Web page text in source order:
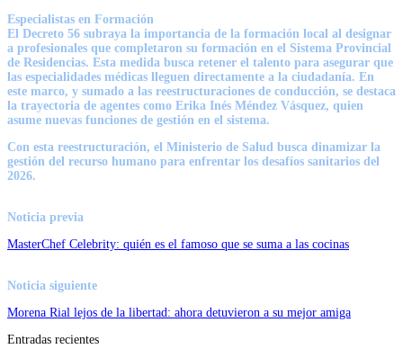
Especialistas en Formación
El Decreto 56 subraya la importancia de la formación local al designar
a profesionales que completaron su formación en el Sistema Provincial
de Residencias. Esta medida busca retener el talento para asegurar que
las especialidades médicas lleguen directamente a la ciudadanía. En
este marco, y sumado a las reestructuraciones de conducción, se destaca
la trayectoria de agentes como Erika Inés Méndez Vásquez, quien
asume nuevas funciones de gestión en el sistema.
Con esta reestructuración, el Ministerio de Salud busca dinamizar la
gestión del recurso humano para enfrentar los desafíos sanitarios del
2026.
Noticia previa
MasterChef Celebrity: quién es el famoso que se suma a las cocinas
Noticia siguiente
Morena Rial lejos de la libertad: ahora detuvieron a su mejor amiga
Entradas recientes